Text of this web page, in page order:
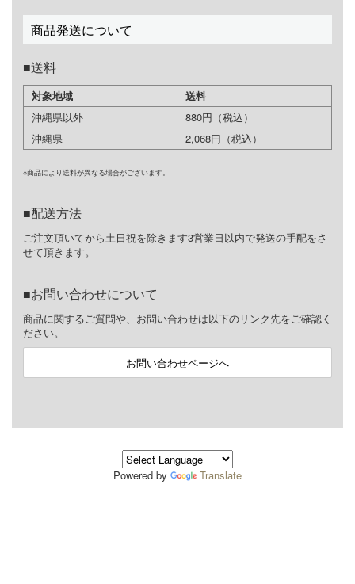
商品発送について
送料
対象地域
送料
沖縄県以外
880円（税込）
沖縄県
2,068円（税込）
※商品により送料が異なる場合がございます。
配送方法
ご注文頂いてから土日祝を除きます3営業日以内で発送の手配をさ
せて頂きます。
お問い合わせについて
商品に関するご質問や、お問い合わせは以下のリンク先をご確認く
ださい。
お問い合わせページへ
Powered by Translate